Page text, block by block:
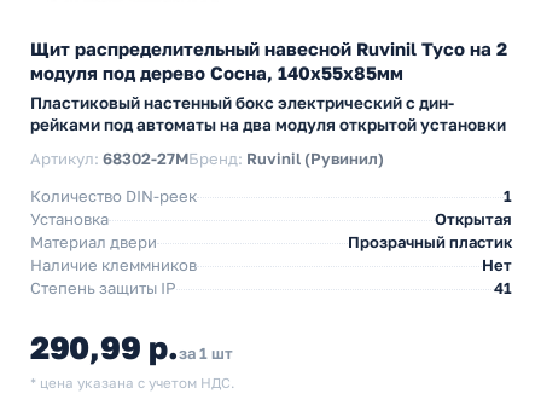
Щит распределительный навесной Ruvinil Tyco на 2
модуля под дерево Сосна, 140х55х85мм
Пластиковый настенный бокс электрический с дин-
рейками под автоматы на два модуля открытой установки
Артикул: 68302-27МБренд: Ruvinil (Рувинил)
Количество DIN-реек
1
Установка
Открытая
Материал двери
Прозрачный пластик
Наличие клеммников
Нет
Степень защиты IP
41
290,99 р.за 1 шт
* цена указана с учетом НДС.